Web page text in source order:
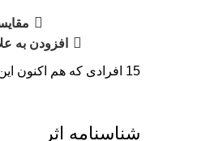
افزودن به
15 افرادی که هم اکنون
شناسنامه اثر